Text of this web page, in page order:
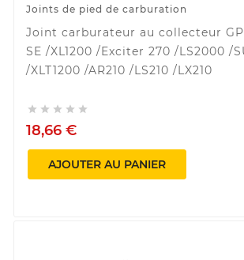
Joints de pied de carburation
Joint carburateur au collecteur
SE /XL1200 /Exciter 270 /LS2000 /
/XLT1200 /AR210 /LS210 /LX210
    
18,66 €
AJOUTER AU PANIER